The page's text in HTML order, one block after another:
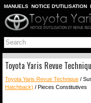
MANUELS NOTICE D'UTILISATION
PLAN DU SITE
CHERCHER
Toyota Yaris Revue
Toyota Yaris Revue Technique /
Hatchback) / Pieces Constitutives